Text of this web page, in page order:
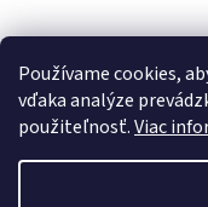
Používame cookies,
vďaka analýze
použiteľnosť.Viac